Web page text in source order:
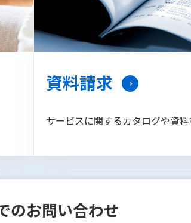
資料請求
サービスに関するカタログや資
のお問い合わせ